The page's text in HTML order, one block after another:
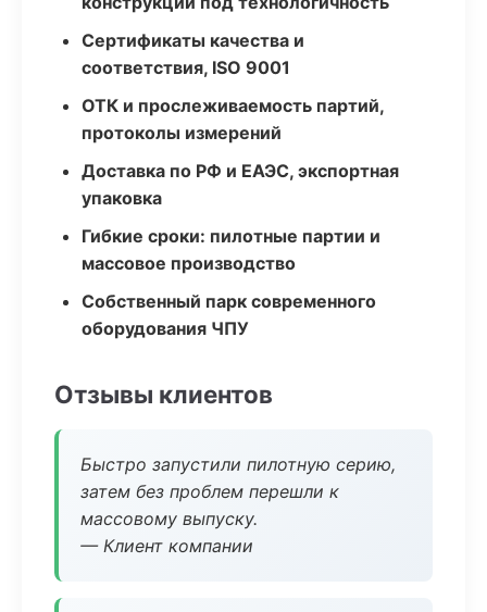
Сертификаты качества и
соответствия, ISO 9001
ОТК и прослеживаемость партий,
протоколы измерений
Доставка по РФ и ЕАЭС, экспортная
упаковка
Гибкие сроки: пилотные партии и
массовое производство
Собственный парк современного
оборудования ЧПУ
Отзывы клиентов
Быстро запустили пилотную серию,
затем без проблем перешли к
массовому выпуску.
— Клиент компании